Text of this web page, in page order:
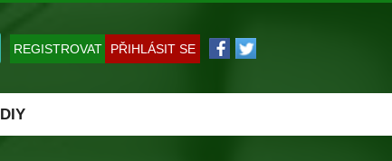
REGISTROVAT PŘIHLÁSIT SE
DIY